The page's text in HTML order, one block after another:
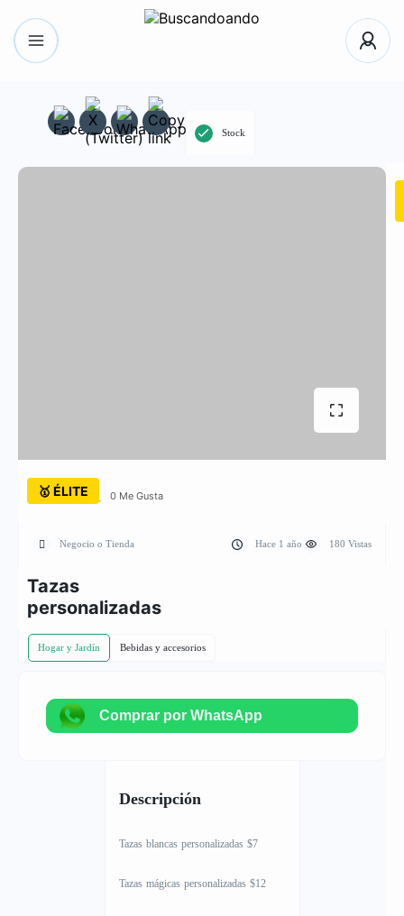
Stock
🥇 ÉLITE 0 Me Gusta
Negocio o Tienda Hace 1 año 180 Vistas
Tazas
personalizadas
Hogar y Jardín Bebidas y accesorios
Comprar por WhatsApp
Descripción
Tazas blancas personalizadas $7
Tazas mágicas personalizadas $12